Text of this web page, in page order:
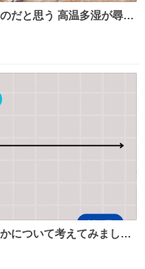
温多湿が尋常
の環境を見直して 動物の
別は出来ません
について考えてみました